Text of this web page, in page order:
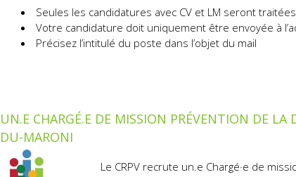
Seules les candidatures avec CV et LM seront traitées
Votre candidature doit uniquement être envoyée à
Précisez l’intitulé du poste dans l’objet du mail
UN.E CHARGÉ.E DE MISSION PRÉVENTION DE
DU-MARONI
Le CRPV recrute un.e Chargé·e de